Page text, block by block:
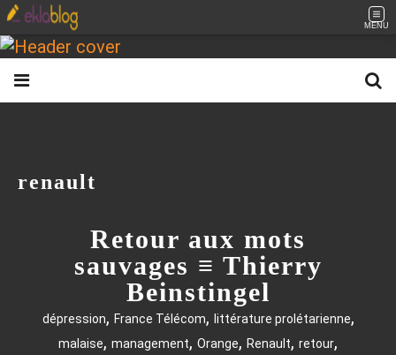
MENU
renault
Retour aux mots
sauvages ≡ Thierry
Beinstingel
dépression, France Télécom, littérature prolétarienne,
malaise, management, Orange, Renault, retour,